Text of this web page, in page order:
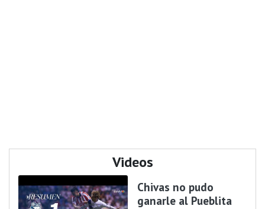
Videos
Chivas no pudo
ganarle al Pueblita